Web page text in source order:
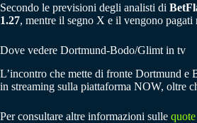
Secondo le previsioni degli analisti di
1.27, mentre il segno X e il vengono pagati
Dove vedere Dortmund-Bodo/Glimt in tv
L’incontro che mette di fronte Dortmund e
in streaming sulla piattaforma NOW, oltre
Per consultare altre informazioni sulle